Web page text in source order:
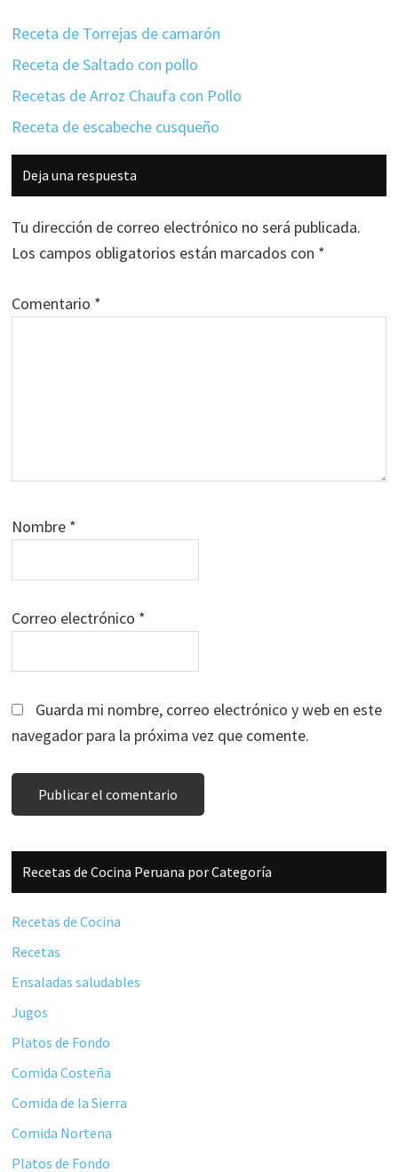
Receta de Torrejas de camarón
Receta de Saltado con pollo
Recetas de Arroz Chaufa con Pollo
Receta de escabeche cusqueño
Interacciones
con
los
lectores
Deja una respuesta
Tu dirección de correo electrónico no será publicada.
Los campos obligatorios están marcados con *
Comentario *
Nombre *
Correo electrónico *
Guarda mi nombre, correo electrónico y web en este
navegador para la próxima vez que comente.
Barra
lateral
principal
Recetas de Cocina Peruana por Categoría
Recetas de Cocina
Recetas
Ensaladas saludables
Jugos
Platos de Fondo
Comida Costeña
Comida de la Sierra
Comida Nortena
Platos de Fondo